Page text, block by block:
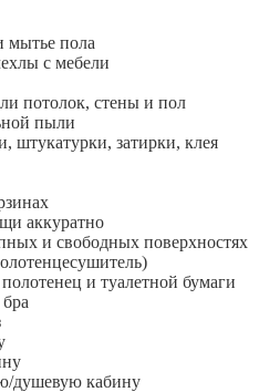
мытье пола
с мебели
потолок, стены и пол
пыли
штукатурки, затирки, клея
аккуратно
и свободных поверхностях
и туалетной бумаги
душевую кабину